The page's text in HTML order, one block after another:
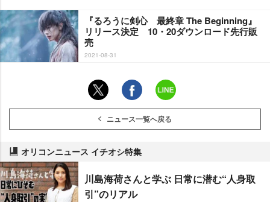
『るろうに剣心 最終章 The Beginning』
リリース決定 10・20ダウンロード先行販
売
2021-08-31
ニュース一覧へ戻る
オリコンニュース イチオシ特集
川島海荷さんと学ぶ 日常に潜む“人身取
引”のリアル